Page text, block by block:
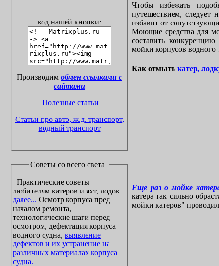
код нашей кнопки:
Производим обмен ссылками с
сайтами
Полезные статьи
Статьи про авто, ж.д. транспорт,
водный транспорт
Советы со всего света
Практические советы
любителям катеров и яхт, лодок
далее... Осмотр корпуса пред
началом ремонта,
технологические шаги перед
осмотром, дефектация корпуса
водного судна, выявление
дефектов и их устранение на
различных материалах корпуса
судна.
Чтобы избежать
путешествием, следует
избавит от
Моющие средства для
составить
мойки корпусов водного
Как отмыть катер,
Еще раз о мойке
катера так сильно
мойки катеров"